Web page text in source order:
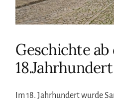
Geschichte ab
18.Jahrhundert
Im 18. Jahrhundert wurde